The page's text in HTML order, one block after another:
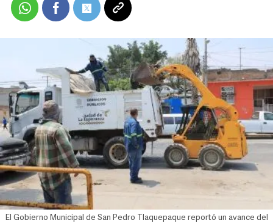
El Gobierno Municipal de San Pedro Tlaquepaque reportó un avance del